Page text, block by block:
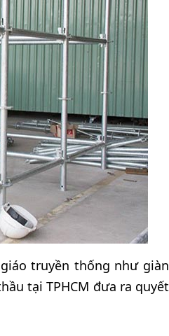
truyền thống như giàn
tại TPHCM đưa ra quyết